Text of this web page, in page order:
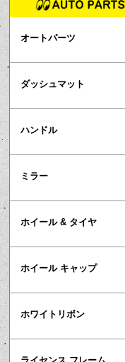
オートパーツ
ダッシュマット
ハンドル
ミラー
ホイール & タイヤ
ホイール キャップ
ホワイトリボン